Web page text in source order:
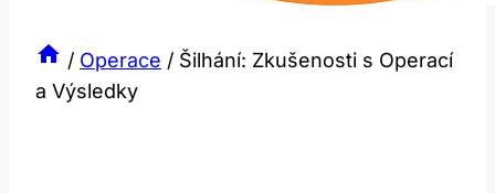
/ Operace / Šilhání: Zkušenosti s Operací
a Výsledky